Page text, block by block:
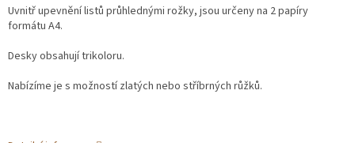
Uvnitř upevnění listů průhlednými rožky, jsou určeny na 2 papíry
formátu A4.
Desky obsahují trikoloru.
Nabízíme je s možností zlatých nebo stříbrných růžků.